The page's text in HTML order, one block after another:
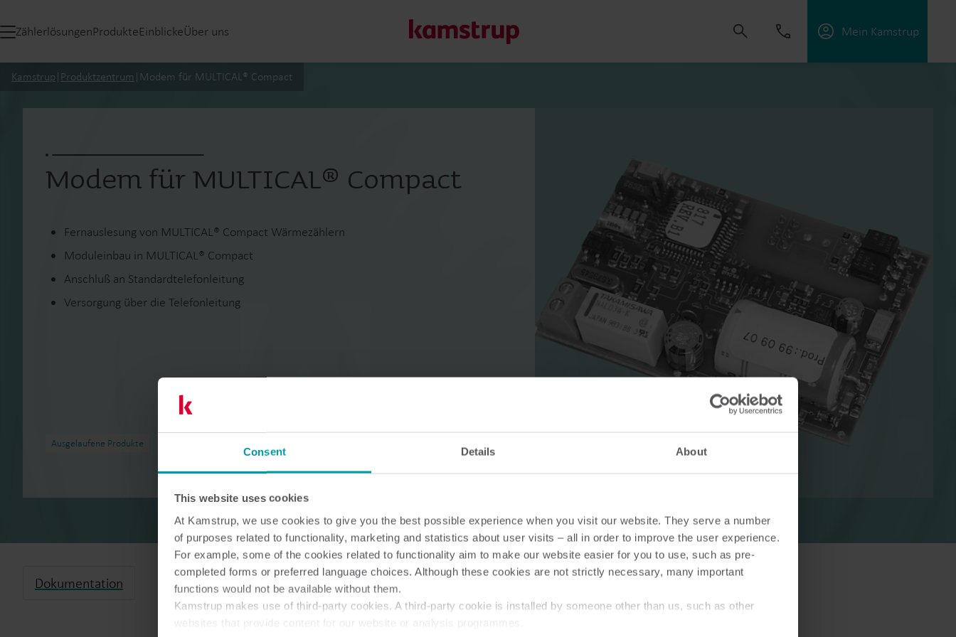
Consent Details About
This website uses cookies
At Kamstrup, we use cookies to give you the best possible experience when you visit our website. They serve a number
of purposes related to functionality, marketing and statistics about user visits – all in order to improve the user experience.
For example, some of the cookies related to functionality aim to make our website easier for you to use, such as pre-
completed forms or preferred language choices. Although these cookies are not strictly necessary, many important
functions would not be available without them.
Kamstrup makes use of third-party cookies. A third-party cookie is installed by someone other than us, such as other
websites that provide content for our website or analysis programmes.
ZählerlösungenProdukteEinblickeÜber uns Mein Kamstrup
Unser Engagement für eine nachhaltigere Zukunft motiviert uns, Lösungen zu schaffen, die es unseren
Kunden ermöglichen, Wasserverluste zu minimieren, Versorgungsunternehmen zu unterstützen, die
Energieeffizienz zu maximieren und die Elektrifizierung effektiv zu managen.
für präzise Messung und
effizientes Management.
Lösungen im Strombereich
Kamstrup | Produktzentrum | Modem für MULTICAL® Compact
Modem für MULTICAL® Compact
Fernauslesung von MULTICAL® Compact Wärmezählern
Moduleinbau in MULTICAL® Compact
Anschluß an Standardtelefonleitung
Versorgung über die Telefonleitung
Ausgelaufene Produkte
Dokumentation